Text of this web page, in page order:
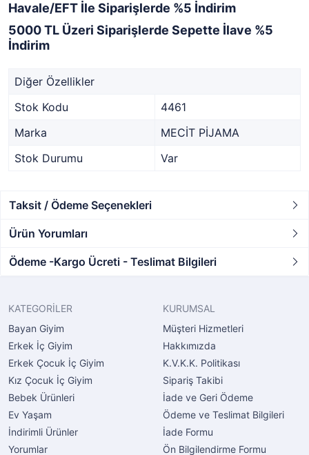
Havale/EFT İle Siparişlerde %5 İndirim
5000 TL Üzeri Siparişlerde Sepette İlave %5
İndirim
Diğer Özellikler
Stok Kodu
4461
Marka
MECİT PİJAMA
Stok Durumu
Var
Taksit / Ödeme Seçenekleri
Ürün Yorumları
Ödeme -Kargo Ücreti - Teslimat Bilgileri
KATEGORİLER
Bayan Giyim
Erkek İç Giyim
Erkek Çocuk İç Giyim
Kız Çocuk İç Giyim
Bebek Ürünleri
Ev Yaşam
İndirimli Ürünler
Yorumlar
KURUMSAL
Müşteri Hizmetleri
Hakkımızda
K.V.K.K. Politikası
Sipariş Takibi
İade ve Geri Ödeme
Ödeme ve Teslimat Bilgileri
İade Formu
Ön Bilgilendirme Formu